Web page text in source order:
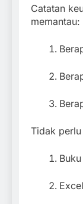
Catatan
memantau:
Tidak